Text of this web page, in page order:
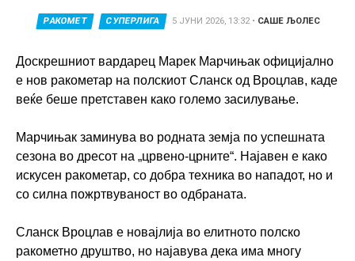
РАКОМЕТ СУПЕРЛИГА 5 ЈУНИ 2026, 13:32• САШЕ ЉОЛЕС
Доскрешниот вардарец Марек Марчињак официјално
е нов ракометар на полскиот Сланск од Вроцлав, каде
веќе беше претставен како големо засилување.
Марчињак заминува во родната земја по успешната
сезона во дресот на „црвено-црните“. Најавен е како
искусен ракометар, со добра техника во нападот, но и
со силна пожртвуваност во одбраната.
Сланск Вроцлав е новајлија во елитното полско
ракометно друштво, но најавува дека има многу